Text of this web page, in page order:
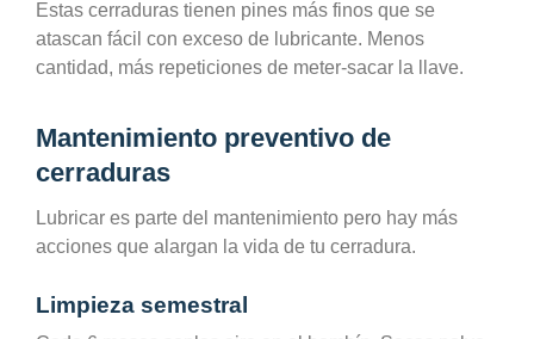
Estas cerraduras tienen pines más finos que se
atascan fácil con exceso de lubricante. Menos
cantidad, más repeticiones de meter-sacar la llave.
Mantenimiento preventivo de
cerraduras
Lubricar es parte del mantenimiento pero hay más
acciones que alargan la vida de tu cerradura.
Limpieza semestral